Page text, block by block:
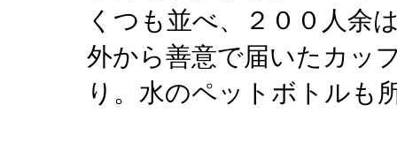
くつも並べ、２００人余
外から善意で届いたカッ
り。水のペットボトル